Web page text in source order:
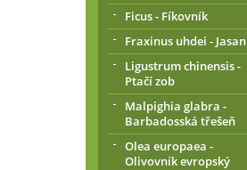
Ficus - Fíkovník
Fraxinus uhdei - Jasan
Ligustrum chinensis -
Ptačí zob
Malpighia glabra -
Barbadosská třešeň
Olea europaea -
Olivovník evropský